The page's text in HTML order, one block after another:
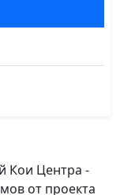
Кои Центра -
от проекта